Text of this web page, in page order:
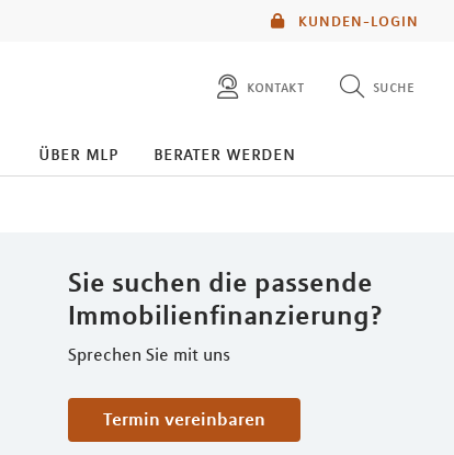
KUNDEN-LOGIN
kontakt suche
diese website durchsuchen
über mlp berater werden
Sie suchen die passende
Immobilienfinanzierung?
Sprechen Sie mit uns
Termin vereinbaren